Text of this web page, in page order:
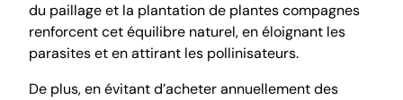
du paillage et la plantation de plantes compagnes
renforcent cet équilibre naturel, en éloignant les
parasites et en attirant les pollinisateurs.
De plus, en évitant d’acheter annuellement des